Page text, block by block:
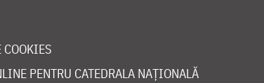
PENTRU CATEDRALA NAȚIONALĂ